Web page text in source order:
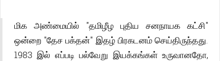
மிக அண்மையில் "தமிழீழ புதிய சனநாயக கட்சி"
ஒன்றை "தேச பக்தன்" இதழ் பிரகடனம் செய்திருந்தது.
1983 இல் எப்படி பல்வேறு இயக்கங்கள் உருவானதோ,